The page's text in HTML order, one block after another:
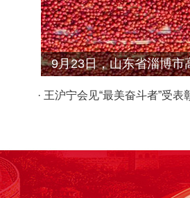
山西省长治市平顺县龙
· 王沪宁会见“最美奋斗者”受